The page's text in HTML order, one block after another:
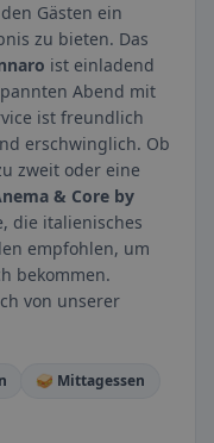
Gästen ein
zu bieten. Das
ist einladend
Abend mit
ist freundlich
erschwinglich. Ob
zweit oder eine
& Core by
die italienisches
empfohlen, um
bekommen.
von unserer
🥪 Mittagessen